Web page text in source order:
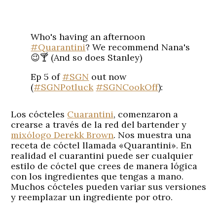
Who's having an afternoon
#Quarantini? We recommend Nana's
😉🍸 (And so does Stanley)
Ep 5 of#SGN out now
(#SGNPotluck #SGNCookOff):
pic.twitter.com/ZhLVEvWFRP
— Some Good News
(@somegoodnews)April 27, 2020
Los cócteles Cuarantini, comenzaron a
crearse a través de la red del bartender y
mixólogo Derekk Brown. Nos muestra una
receta de cóctel llamada «Quarantini». En
realidad el cuarantini puede ser cualquier
estilo de cóctel que crees de manera lógica
con los ingredientes que tengas a mano.
Muchos cócteles pueden variar sus versiones
y reemplazar un ingrediente por otro.